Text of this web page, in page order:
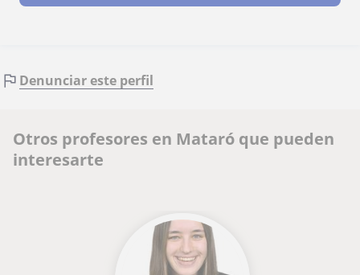
Denunciar este perfil
Otros profesores en Mataró que pueden
interesarte